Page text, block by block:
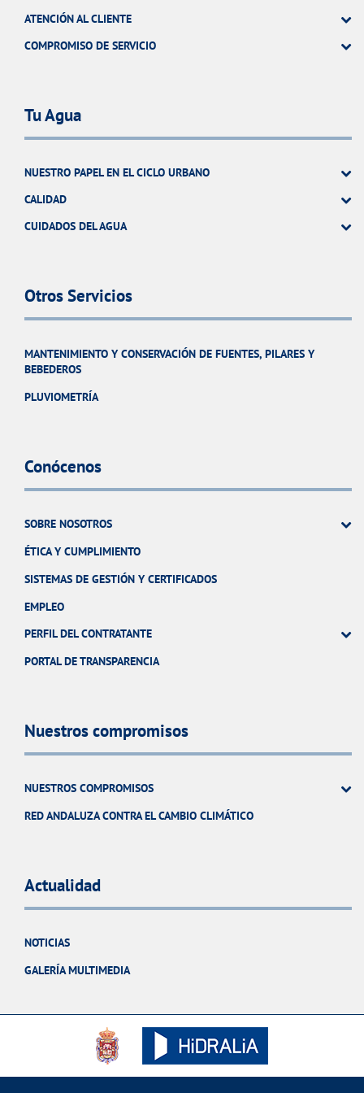
ATENCIÓN AL CLIENTE
COMPROMISO DE SERVICIO
Tu Agua
NUESTRO PAPEL EN EL CICLO URBANO
CALIDAD
CUIDADOS DEL AGUA
Otros Servicios
MANTENIMIENTO Y CONSERVACIÓN DE FUENTES, PILARES Y
BEBEDEROS
PLUVIOMETRÍA
Conócenos
SOBRE NOSOTROS
ÉTICA Y CUMPLIMIENTO
SISTEMAS DE GESTIÓN Y CERTIFICADOS
EMPLEO
PERFIL DEL CONTRATANTE
PORTAL DE TRANSPARENCIA
Nuestros compromisos
NUESTROS COMPROMISOS
RED ANDALUZA CONTRA EL CAMBIO CLIMÁTICO
Actualidad
NOTICIAS
GALERÍA MULTIMEDIA